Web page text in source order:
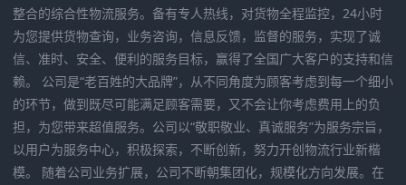
整合的综合性物流服务。备有专人热线，对货物全程监控，24小时
为您提供货物查询，业务咨询，信息反馈，监督的服务，实现了诚
信、准时、安全、便利的服务目标，赢得了全国广大客户的支持和信
赖。 公司是“老百姓的大品牌”，从不同角度为顾客考虑到每一个细小
的环节，做到既尽可能满足顾客需要，又不会让你考虑费用上的负
担，为您带来超值服务。公司以“敬职敬业、真诚服务”为服务宗旨，
以用户为服务中心，积极探索，不断创新，努力开创物流行业新楷
模。 随着公司业务扩展，公司不断朝集团化，规模化方向发展。在